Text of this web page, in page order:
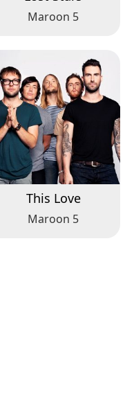
Maroon 5
This Love
Maroon 5